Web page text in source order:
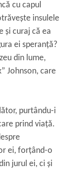
cu capul
insulele
și curaj că ea
ei speranță?
din lume,
Johnson, care
purtându-i
prind viață.
ei, forțând-o
jurul ei, ci și